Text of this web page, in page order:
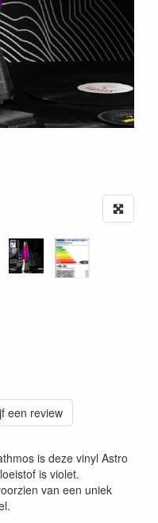
een review
is deze vinyl Astro
is violet.
van een uniek